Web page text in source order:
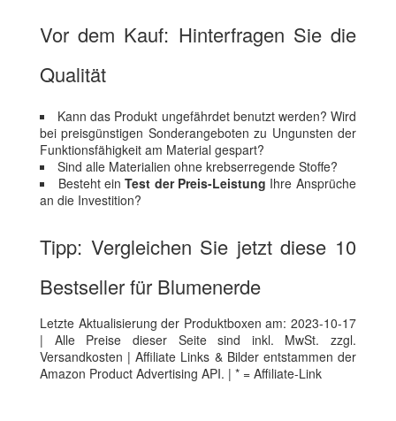
Vor dem Kauf: Hinterfragen Sie die
Qualität
Kann das Produkt ungefährdet benutzt werden? Wird
bei preisgünstigen Sonderangeboten zu Ungunsten der
Funktionsfähigkeit am Material gespart?
Sind alle Materialien ohne krebserregende Stoffe?
Besteht einTest der Preis-Leistung Ihre Ansprüche
an die Investition?
Tipp: Vergleichen Sie jetzt diese 10
Bestseller für Blumenerde
Letzte Aktualisierung der Produktboxen am: 2023-10-17
| Alle Preise dieser Seite sind inkl. MwSt. zzgl.
Versandkosten | Affiliate Links & Bilder entstammen der
Amazon Product Advertising API. | * = Affiliate-Link